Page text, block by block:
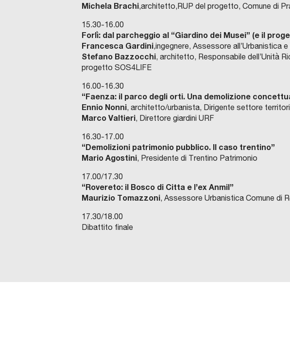
Michela Brachi,architetto,RUP del progetto, Comune di
15.30-16.00
Forlì: dal parcheggio al “Giardino dei Musei” (e il
Francesca Gardini,ingegnere, Assessore all’Urbanistica
Stefano Bazzocchi, architetto, Responsabile dell’Unità
progetto SOS4LIFE
16.00-16.30
“Faenza: il parco degli orti. Una demolizione
Ennio Nonni, architetto/urbanista, Dirigente settore
Marco Valtieri, Direttore giardini URF
16.30-17.00
“Demolizioni patrimonio pubblico. Il caso trentino”
Mario Agostini, Presidente di Trentino Patrimonio
17.00/17.30
“Rovereto: il Bosco di Citta e l’ex Anmil”
Maurizio Tomazzoni, Assessore Urbanistica Comune di
17.30/18.00
Dibattito finale